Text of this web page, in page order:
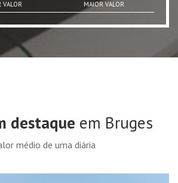
VALOR MAIOR VALOR
destaque em Bruges
médio de uma diária